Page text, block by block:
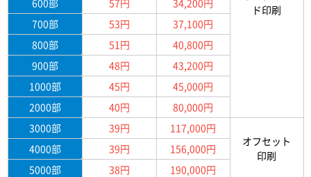
ド印刷
700部
53円
37,100円
800部
51円
40,800円
900部
48円
43,200円
1000部
45円
45,000円
2000部
40円
80,000円
3000部
39円
117,000円
オフセット
印刷
4000部 39円
156,000円
5000部
38円
190,000円